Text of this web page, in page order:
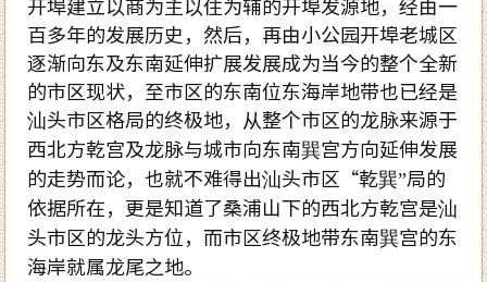
开埠建立以商为主以住为辅的开埠发源地，经由一
百多年的发展历史，然后，再由小公园开埠老城区
逐渐向东及东南延伸扩展发展成为当今的整个全新
的市区现状，至市区的东南位东海岸地带也已经是
汕头市区格局的终极地，从整个市区的龙脉来源于
西北方乾宫及龙脉与城市向东南巽宫方向延伸发展
的走势而论，也就不难得出汕头市区“乾巽”局的
依据所在，更是知道了桑浦山下的西北方乾宫是汕
头市区的龙头方位，而市区终极地带东南巽宫的东
海岸就属龙尾之地。